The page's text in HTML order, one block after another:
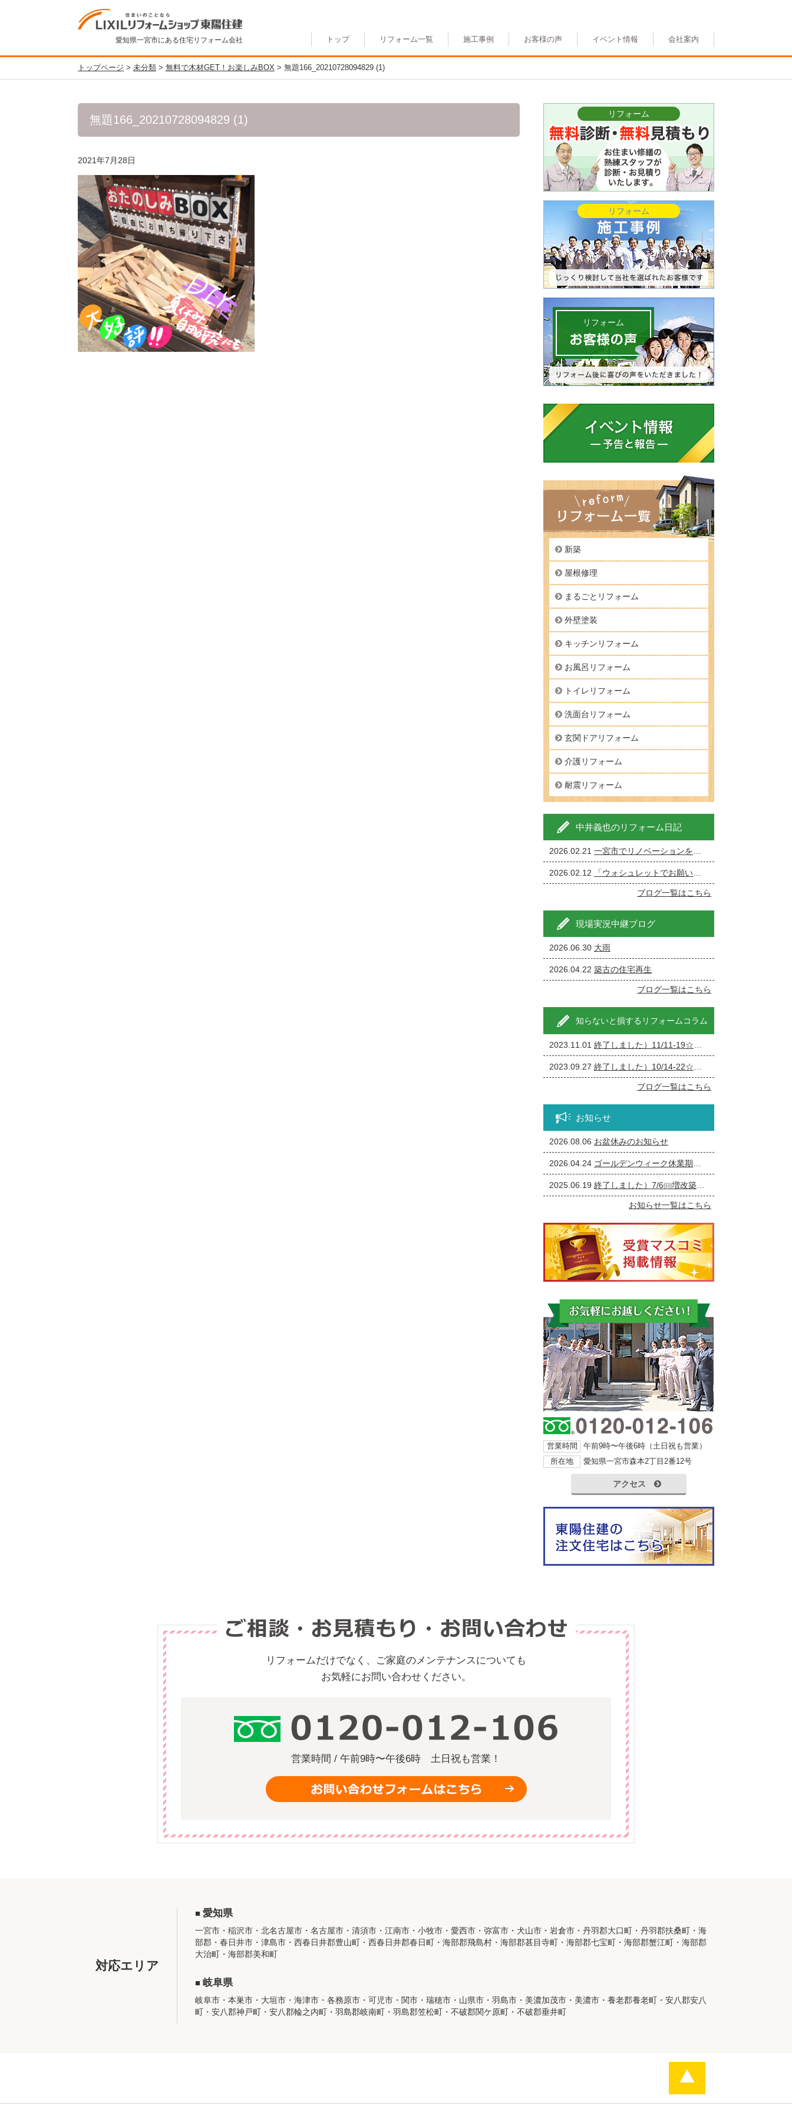
愛知県一宮市にある住宅リフォーム会社 トップ リフォーム一覧 施工事例 お客様の声 イベント情報 会社案内
トップページ > 未分類 > 無料で木材GET！お楽しみBOX > 無題166_20210728094829 (1)
無題166_20210728094829 (1)
2021年7月28日
リフォーム
リフォーム
リフォーム
新築
屋根修理
まるごとリフォーム
外壁塗装
キッチンリフォーム
お風呂リフォーム
トイレリフォーム
洗面台リフォーム
玄関ドアリフォーム
介護リフォーム
耐震リフォーム
中井義也のリフォーム日記
2026.02.21 一宮市でリノベーションを成功させる完全ガイド
2026.02.12 「ウォシュレットでお願いします」←現場が一番ざわつく一言です。
ブログ一覧はこちら
現場実況中継ブログ
2026.06.30 大雨
2026.04.22 築古の住宅再生
ブログ一覧はこちら
知らないと損するリフォームコラム
2023.11.01 終了しました）11/11-19☆家の修理・リフォーム・リノベーション相談会
2023.09.27 終了しました）10/14-22☆一宮市の個人事業主の方必見！事務所の修繕・リフォーム相談会
ブログ一覧はこちら
お知らせ
2026.08.06 お盆休みのお知らせ
2026.04.24 ゴールデンウィーク休業期間のお知らせ
2025.06.19 終了しました）7/6㈰増改築・リフォームまつり
お知らせ一覧はこちら
営業時間
午前9時〜午後6時（土日祝も営業）
所在地
愛知県一宮市森本2丁目2番12号
アクセス
リフォームだけでなく、ご家庭のメンテナンスについても
お気軽にお問い合わせください。
営業時間 / 午前9時〜午後6時 土日祝も営業！
対応エリア
愛知県
一宮市・稲沢市・北名古屋市・名古屋市・清須市・江南市・小牧市・愛西市・弥富市・犬山市・岩倉市・丹羽郡大口町・丹羽郡扶桑町・海
部郡・春日井市・津島市・西春日井郡豊山町・西春日井郡春日町・海部郡飛島村・海部郡甚目寺町・海部郡七宝町・海部郡蟹江町・海部郡
大治町・海部郡美和町
岐阜県
岐阜市・本巣市・大垣市・海津市・各務原市・可児市・関市・瑞穂市・山県市・羽島市・美濃加茂市・美濃市・養老郡養老町・安八郡安八
町・安八郡神戸町・安八郡輪之内町・羽島郡岐南町・羽島郡笠松町・不破郡関ケ原町・不破郡垂井町